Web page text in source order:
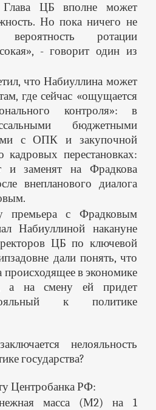
Глава ЦБ вполне может
Но пока ничего не
ротации
- говорит один из
что Набиуллина может
где сейчас «ощущается
контроля»: в
бюджетными
с ОПК и закупочной
кадровых перестановках:
и заменят на Фрадкова
внепланового диалога
премьера с Фрадковым
Набиуллиной накануне
ЦБ по ключевой
дали понять, что
происходящее в экономике
а на смену ей придет
к политике
нелояльность
государства?
Центробанка РФ:
масса (М2) на 1